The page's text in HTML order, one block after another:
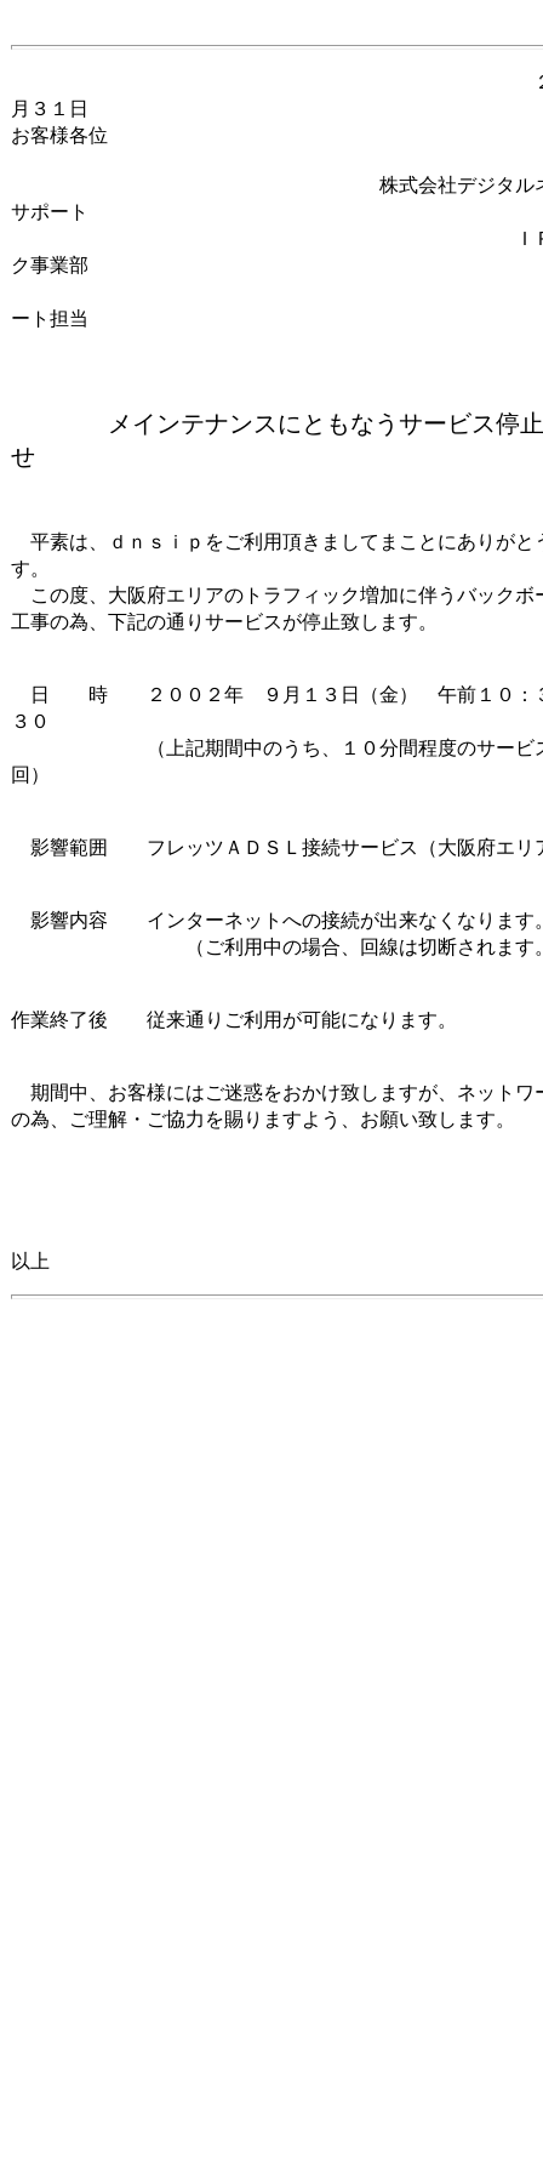
２００２
月３１日
お客様各位
株式会社デジタルネット
サポート
ＩＰネット
ク事業部
ート担当
メインテナンスにともなうサービス停
せ
平素は、ｄｎｓｉｐをご利用頂きましてまことにありがと
す。
この度、大阪府エリアのトラフィック増加に伴うバックボ
工事の為、 下記の通りサービスが停止致します。
日 時 ２００２年 ９月１３日（金） 午前１０：３
３０
（上記期間中のうち、１０分間程度のサービス
回）
影響範囲 フレッツＡＤＳＬ接続サービス（大阪府エリ
影響内容 インターネットへの接続が出来なくなります
（ご利用中の場合、回線は切断されます
作業終了後 従来通りご利用が可能になります。
期間中、お客様にはご迷惑をおかけ致しますが、ネットワ
の為、ご理解・ご協力を賜りますよう、お願い致します。
以上